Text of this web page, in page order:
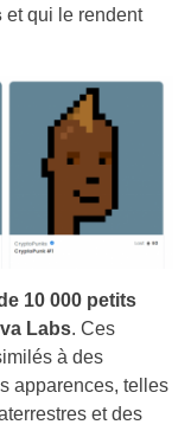
et qui le rendent
10 000 petits
Labs. Ces
à des
apparences, telles
et des